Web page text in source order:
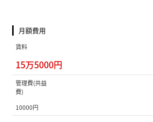
月額費用
賃料
15万5000円
管理費(共益
費)
10000円